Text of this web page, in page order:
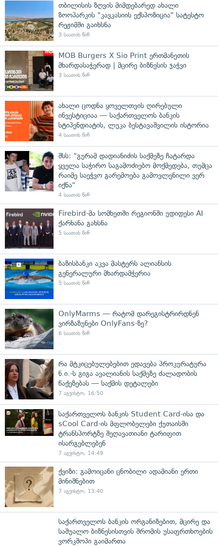
თბილისის ზღვის მიმდებარედ ახალი
ზოოპარკის "კავკასიის ექსპოზიცია" სატესტო
რეჟიმში გაიხსნა
3 საათის წინ
MOB Burgers X Sio Print ერთმანეთის
მხარდასაჭერად | მცირე ბიზნესის ჯაჭვი
3 საათის წინ
ახალი ცოდნა ყოველთვის ღირებული
ინვესტიციაა — საქართველოს ბანკის
სტიპენდიატის, ლუკა ბესტავაშვილის ისტორია
4 საათის წინ
შსს: "გურამ დადიანიძის საქმეზე ჩატარდა
ყველა საჭირო საგამოძიებო მოქმედება, თუმცა
რაიმე საეჭვო გარემოება გამოვლენილი ვერ
იქნა"
4 საათის წინ
Firebird-მა სომხეთში რეგიონში უდიდესი AI
ქარხანა გახსნა
5 საათის წინ
ბაზისბანკი აკვა მასტერს ალიანსის
გენერალური მხარდამჭერია
5 საათის წინ
OnlyMarms — რატომ დარეგისტრირდნენ
ვირზაზუნები OnlyFans-ზე?
6 საათის წინ
რა მტკიცებულებებით ედავება პროკურატურა
ნ.ი.-ს გიგა ავალიანის საქმეზე ძალადობის
წაქეზებას — საქმის დეტალები
7 აგვისტო, 16:50
საქართველოს ბანკის Student Card-ისა და
sCool Card-ის მფლობელები ქუთაისში
ტრანსპორტზე შეღავათიანი ტარიფით
ისარგებლებენ
7 აგვისტო, 14:49
ქვიზი: გამოიცანი ცნობილი ადამიანი ერთი
მინიშნებით
7 აგვისტო, 13:40
საქართველოს ბანკის ორგანიზებით, მცირე და
საშუალო ბიზნესისთვის შრომის უსაფრთხოების
ვორკშოპი გაიმართა